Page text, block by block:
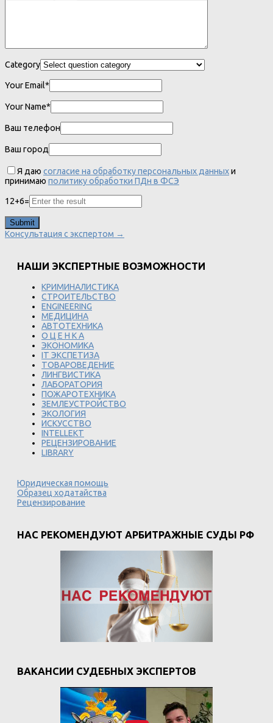
Category
Your Email*
Your Name*
Ваш телефон
Ваш город
Я даю согласие на обработку персональных данныхи
принимаю политику обработки ПДн в ФСЭ
12+6=
Консультация с экспертом →
НАШИ ЭКСПЕРТНЫЕ ВОЗМОЖНОСТИ
КРИМИНАЛИСТИКА
СТРОИТЕЛЬСТВО
ENGINEERING
МЕДИЦИНА
АВТОТЕХНИКА
О Ц Е Н К А
ЭКОНОМИКА
IT ЭКСПЕТИЗА
ТОВАРОВЕДЕНИЕ
ЛИНГВИСТИКА
ЛАБОРАТОРИЯ
ПОЖАРОТЕХНИКА
ЗЕМЛЕУСТРОЙСТВО
ЭКОЛОГИЯ
ИСКУССТВО
INTELLEKT
РЕЦЕНЗИРОВАНИЕ
LIBRARY
Юридическая помощь
Образец ходатайства
Рецензирование
НАС РЕКОМЕНДУЮТ АРБИТРАЖНЫЕ СУДЫ РФ
ВАКАНСИИ СУДЕБНЫХ ЭКСПЕРТОВ